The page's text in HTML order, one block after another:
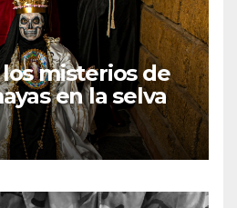
misterios de
en la selva